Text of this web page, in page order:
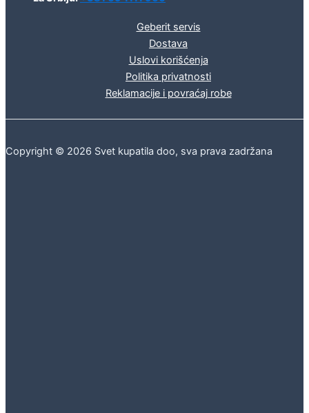
Geberit servis
Dostava
Uslovi korišćenja
Politika privatnosti
Reklamacije i povraćaj robe
Copyright © 2026 Svet kupatila doo, sva prava zadržana